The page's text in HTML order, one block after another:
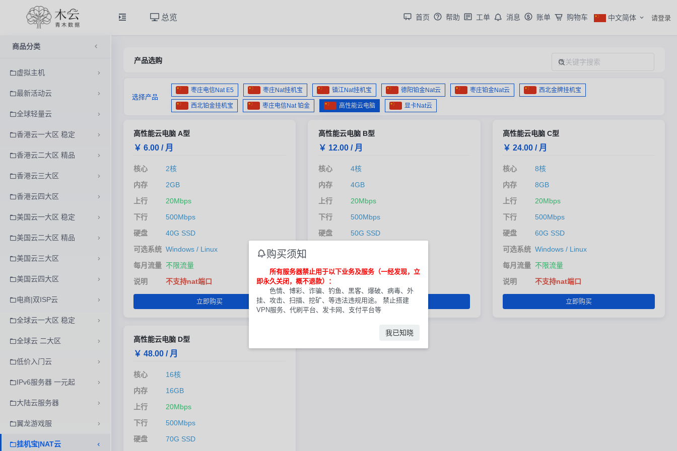
总览 首页 帮助 工单 消息 账单 购物车 中文简体 请登录
产品选购
选择产品
枣庄电信Nat E5 枣庄Nat挂机宝 镇江Nat挂机宝 德阳铂金Nat云 枣庄铂金Nat云 西北金牌挂机宝
西北铂金挂机宝 枣庄电信Nat 铂金 高性能云电脑 显卡Nat云
商品分类
虚拟主机
最新活动云
全球轻量云
香港云一大区 稳定
香港云二大区 精品
香港云三大区
香港云四大区
美国云一大区 稳定
美国云二大区 精品
美国云三大区
美国云四大区
电商|双ISP云
全球云一大区 稳定
全球云 二大区
低价入门云
IPv6服务器 一元起
大陆云服务器
翼龙游戏服
挂机宝|NAT云
高性能云电脑 A型
￥ 6.00 / 月
核心
2核
内存
2GB
上行
20Mbps
下行
500Mbps
硬盘
40G SSD
可选系统 Windows / Linux
每月流量 不限流量
说明
不支持nat端口
立即购买
高性能云电脑 B型
￥ 12.00 / 月
核心
4核
内存
4GB
上行
20Mbps
下行
500Mbps
硬盘
50G SSD
说明
立即购买
高性能云电脑 C型
￥ 24.00 / 月
核心
8核
内存
8GB
上行
20Mbps
下行
500Mbps
硬盘
60G SSD
可选系统 Windows / Linux
每月流量 不限流量
说明
不支持nat端口
立即购买
高性能云电脑 D型
￥ 48.00 / 月
核心
16核
内存
16GB
上行
20Mbps
下行
500Mbps
硬盘
70G SSD
购买须知
所有服务器禁止用于以下业务及服务（一经发现，立
即永久关闭，概不退款）：
色情、博彩、诈骗、钓鱼、黑客、爆破、病毒、外
挂、攻击、扫描、挖矿、等违法违规用途。 禁止搭建
VPN服务、代刷平台、发卡网、支付平台等
我已知晓